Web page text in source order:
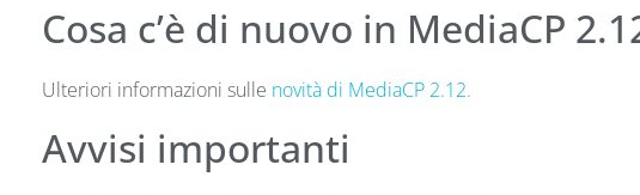
Cosa c’è di nuovo in MediaCP
Ulteriori informazioni sulle novità di MediaCP 2.12.
Avvisi importanti